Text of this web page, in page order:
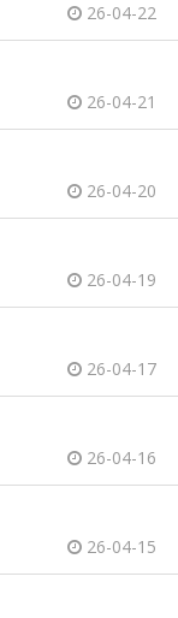
26-04-22
26-04-21
26-04-20
26-04-19
26-04-17
26-04-16
26-04-15